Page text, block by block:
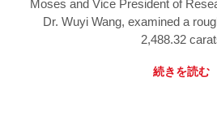
Moses and Vice President of
Dr. Wuyi Wang, examined a
2,488.32
続きを読む